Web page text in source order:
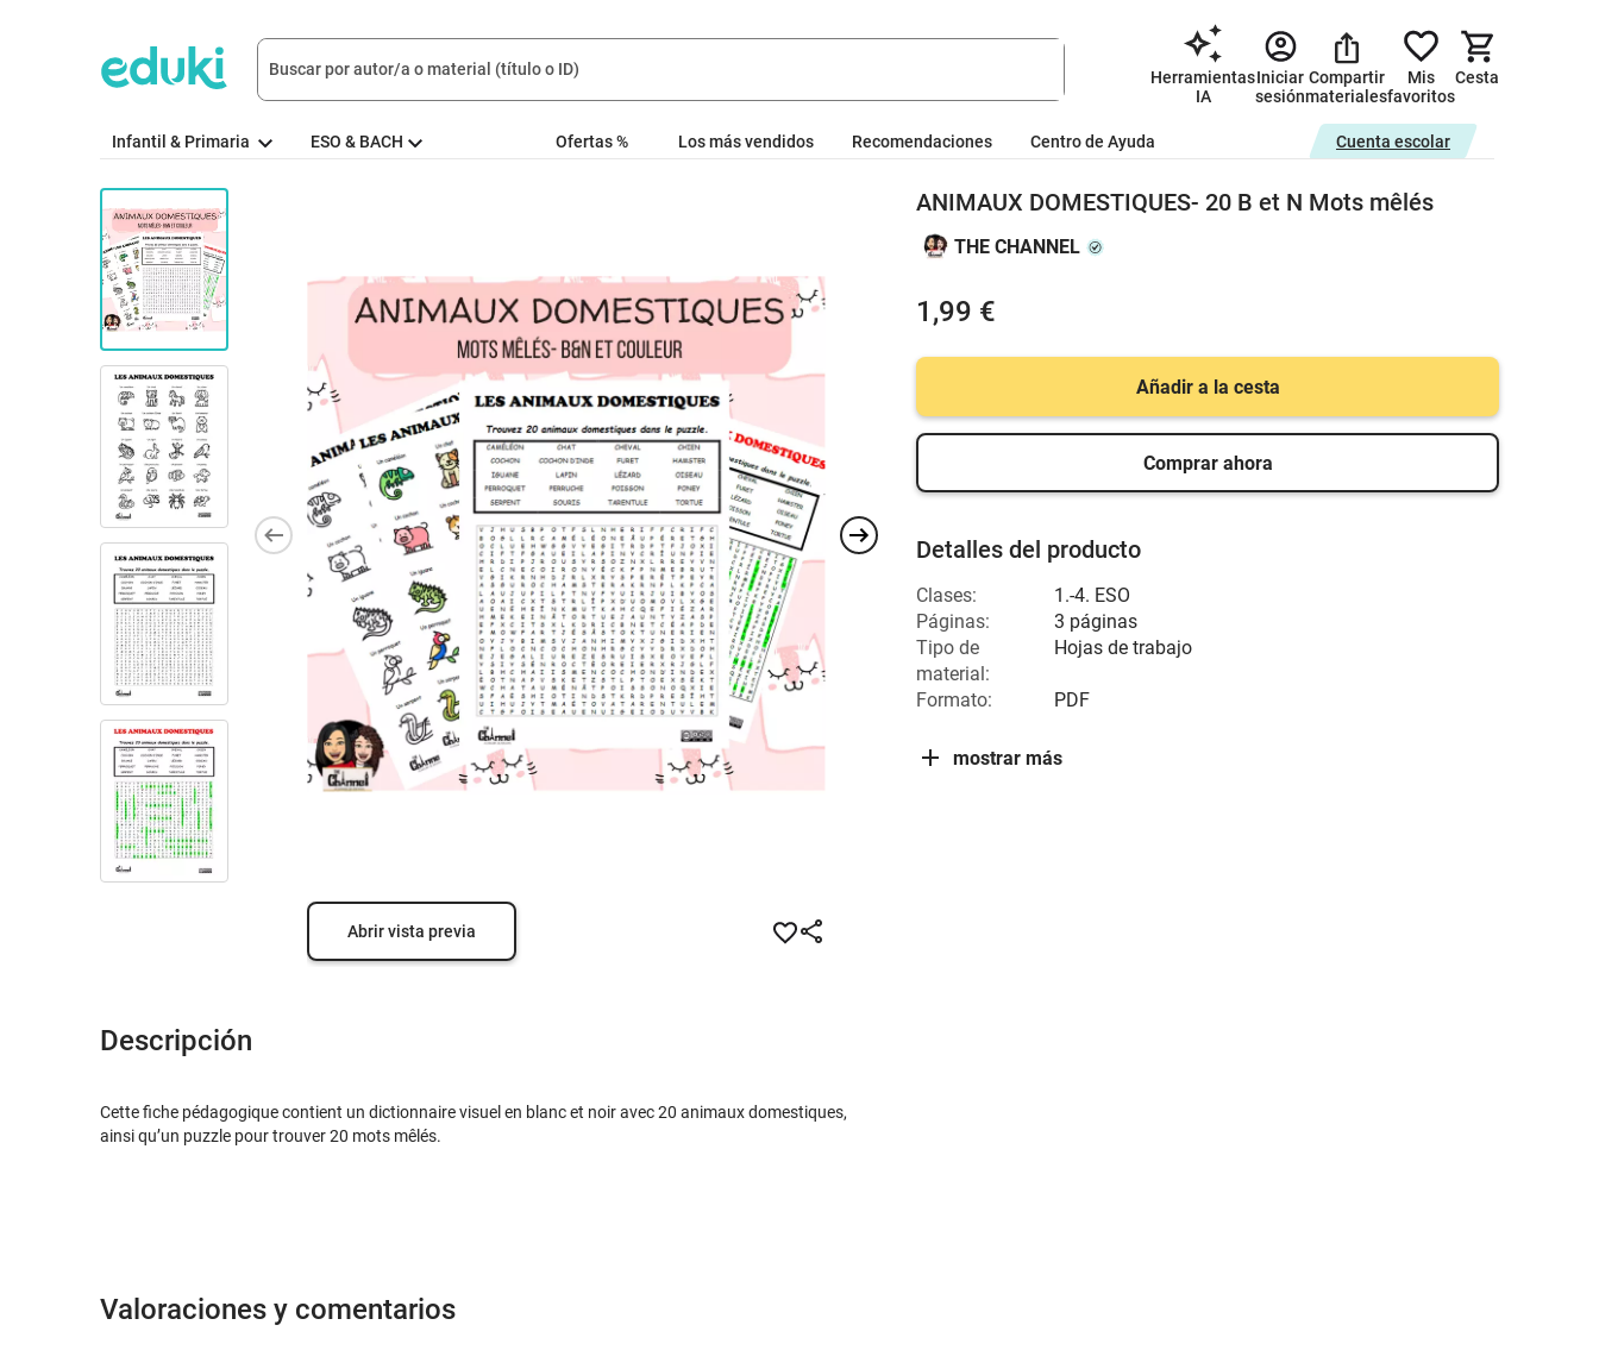
Herramientas
IA
Iniciar
sesión
Compartir
materiales
Mis
favoritos
Cesta
Infantil & Primaria ESO & BACH Ofertas % Los más vendidos Recomendaciones Centro de Ayuda Cuenta escolar
Abrir vista previa
Descripción
Cette fiche pédagogique contient un dictionnaire visuel en blanc et noir avec 20 animaux domestiques,
ainsi qu’un puzzle pour trouver 20 mots mêlés.
ANIMAUX DOMESTIQUES- 20 B et N Mots mêlés
THE CHANNEL
1,99 €
Añadir a la cesta
Comprar ahora
Detalles del producto
Clases:
1.-4. ESO
Páginas:
3 páginas
Tipo de
material:
Hojas de trabajo
Formato: PDF
mostrar más
Valoraciones y comentarios